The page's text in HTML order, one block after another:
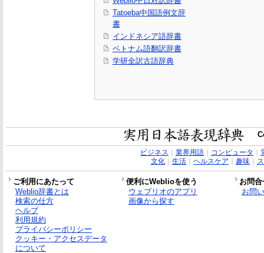
Tatoeba中国語例文辞
書
インドネシア語辞書
ベトナム語翻訳辞書
学研全訳古語辞典
ビジネス 業界用語｜ コンピュータ
文化｜ 生活｜ ヘルスケア 趣味｜
ご利用にあたって 便利にWeblioを使う
お問
Weblio辞書とは
検索の仕方
ヘルプ
利用規約
プライバシーポリシー
クッキー・アクセスデータ
について
ウェブリオのアプリ
画像から探す
お問